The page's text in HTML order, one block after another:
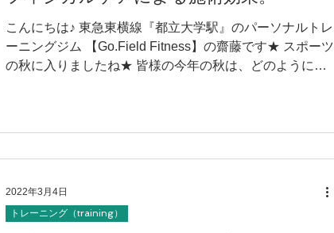
こんにちは♪ 東急東横線『都立大学駅』のパーソナルトレ
ーニングジム 【Go.Field Fitness】の齋藤です★ スポーツ
の秋に入りましたね★ 皆様の今年の秋は、どのようにお
トレーニング（training）
2022年3月4日